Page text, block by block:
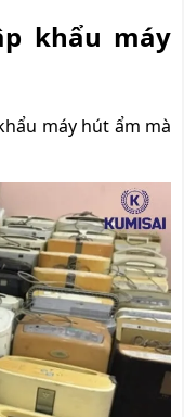
khẩu máy
máy hút ẩm mà